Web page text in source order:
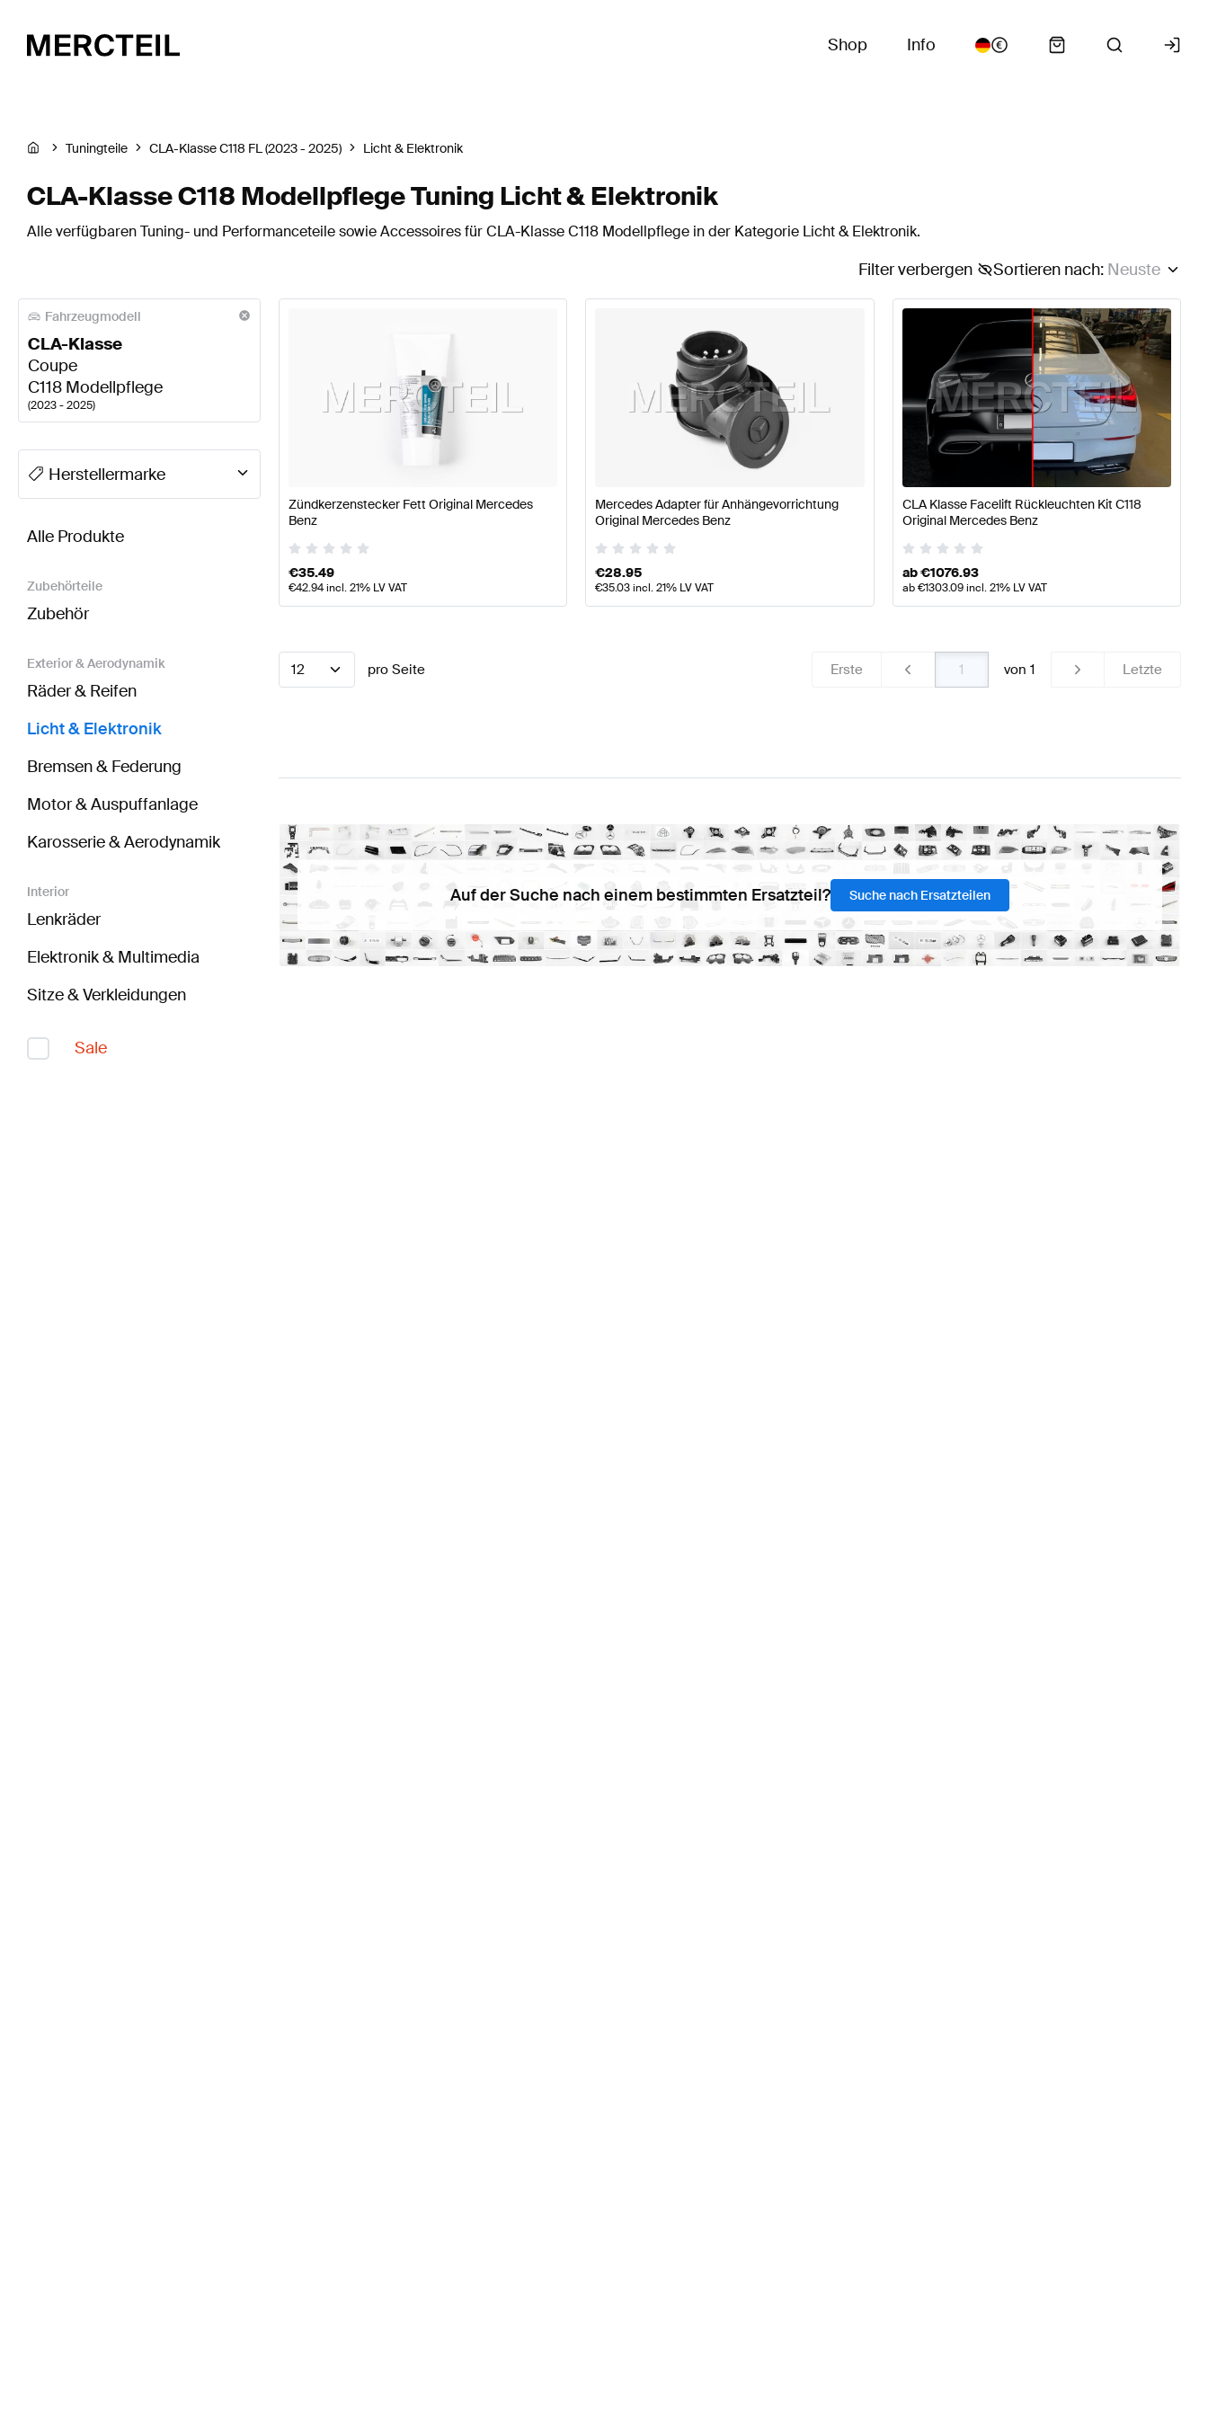
Shop Info
Tuningteile CLA-Klasse C118 FL (2023 - 2025) Licht & Elektronik
CLA-Klasse C118 Modellpflege Tuning Licht & Elektronik
Alle verfügbaren Tuning- und Performanceteile sowie Accessoires für CLA-Klasse C118 Modellpflege in der Kategorie Licht & Elektronik.
Sortieren nach: Neuste
Filter verbergen
Fahrzeugmodell
CLA-Klasse
Coupe
C118 Modellpflege
(2023 - 2025)
A-Klasse Tuning Licht & Elektronik A-Klasse W177 Modellpflege Tuning Licht & Elektronik A-Klasse W177 Tuning Licht & ElektronikA-Klasse W176 Modellpflege
Herstellermarke
BRABUS CLA-Klasse C118 Modellpflege Licht & ElektronikAMG CLA-Klasse C118 Modellpflege Licht & Elektronik
Mercedes-Benz CLA-Klasse C118 Modellpflege
Alle Produkte
Zubehörteile
Zubehör
Exterior & Aerodynamik
Räder & Reifen
Licht & Elektronik
Bremsen & Federung
Motor & Auspuffanlage
Karosserie & Aerodynamik
Interior
Lenkräder
Elektronik & Multimedia
Sitze & Verkleidungen
Sale
Zündkerzenstecker Fett Original Mercedes
Benz
€35.49
€42.94incl. 21% LV VAT
Mercedes Adapter für Anhängevorrichtung
Original Mercedes Benz
€28.95
€35.03incl. 21% LV VAT
CLA Klasse Facelift Rückleuchten Kit C118
Original Mercedes Benz
ab€1076.93
ab€1303.09incl. 21% LV VAT
12 pro Seite Erste von 1 Letzte
Auf der Suche nach einem bestimmten Ersatzteil? Suche nach Ersatzteilen